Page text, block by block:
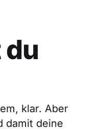
klar. Aber
damit deine